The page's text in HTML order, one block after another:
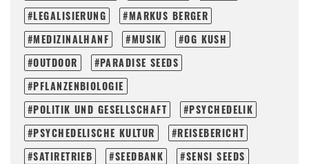
LEGALISIERUNG
MARKUS BERGER
MEDIZINALHANF
MUSIK
OG KUSH
OUTDOOR
PARADISE SEEDS
PFLANZENBIOLOGIE
POLITIK UND GESELLSCHAFT
PSYCHEDELIK
PSYCHEDELISCHE KULTUR
REISEBERICHT
SATIRETRIEB
SEEDBANK
SENSI SEEDS